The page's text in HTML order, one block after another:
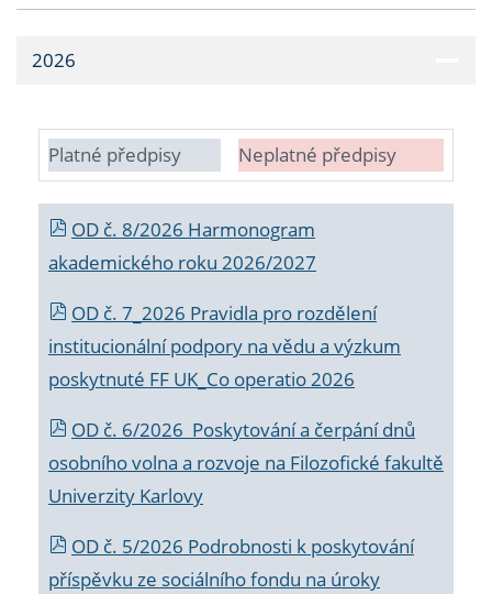
2026
Platné předpisy Neplatné předpisy
OD č. 8/2026 Harmonogram
akademického roku 2026/2027
OD č. 7_2026 Pravidla pro rozdělení
institucionální podpory na vědu a výzkum
poskytnuté FF UK_Co operatio 2026
OD č. 6/2026 Poskytování a čerpání dnů
osobního volna a rozvoje na Filozofické fakultě
Univerzity Karlovy
OD č. 5/2026 Podrobnosti k poskytování
příspěvku ze sociálního fondu na úroky